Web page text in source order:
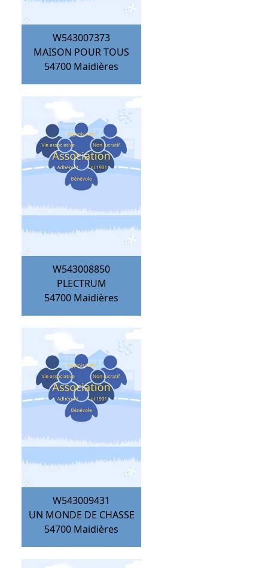
W543007373
MAISON POUR TOUS
54700 Maidières
W543008850
PLECTRUM
54700 Maidières
W543009431
UN MONDE DE CHASSE
54700 Maidières